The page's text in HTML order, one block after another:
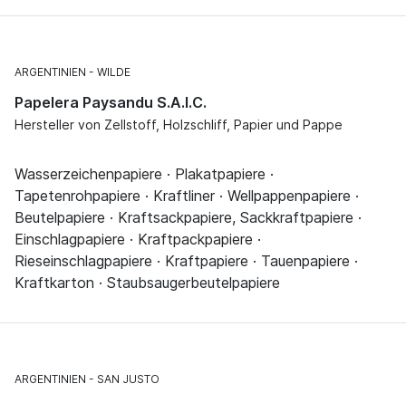
ARGENTINIEN WILDE
Papelera Paysandu S.A.I.C.
Hersteller von Zellstoff, Holzschliff, Papier und Pappe
Wasserzeichenpapiere · Plakatpapiere ·
Tapetenrohpapiere · Kraftliner · Wellpappenpapiere ·
Beutelpapiere · Kraftsackpapiere, Sackkraftpapiere ·
Einschlagpapiere · Kraftpackpapiere ·
Rieseinschlagpapiere · Kraftpapiere · Tauenpapiere ·
Kraftkarton · Staubsaugerbeutelpapiere
ARGENTINIEN SAN JUSTO